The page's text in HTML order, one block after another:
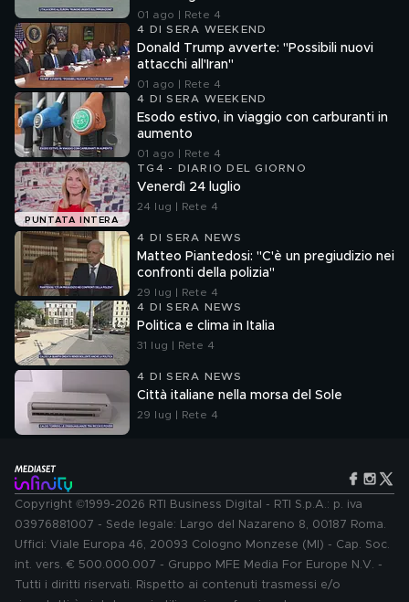
01 ago | Rete 4
4 DI SERA WEEKEND
Donald Trump avverte: "Possibili nuovi
attacchi all'Iran"
01 ago | Rete 4
4 DI SERA WEEKEND
Esodo estivo, in viaggio con carburanti in
aumento
01 ago | Rete 4
PUNTATA INTERA
TG4 - DIARIO DEL GIORNO
Venerdì 24 luglio
24 lug | Rete 4
4 DI SERA NEWS
Matteo Piantedosi: "C'è un pregiudizio nei
confronti della polizia"
29 lug | Rete 4
4 DI SERA NEWS
Politica e clima in Italia
31 lug | Rete 4
4 DI SERA NEWS
Città italiane nella morsa del Sole
29 lug | Rete 4
Copyright ©1999-2026 RTI Business Digital - RTI S.p.A.: p. iva
03976881007 - Sede legale: Largo del Nazareno 8, 00187 Roma.
Uffici: Viale Europa 46, 20093 Cologno Monzese (MI) - Cap. Soc.
int. vers. € 500.000.007 - Gruppo MFE Media For Europe N.V. -
Tutti i diritti riservati. Rispetto ai contenuti trasmessi e/o